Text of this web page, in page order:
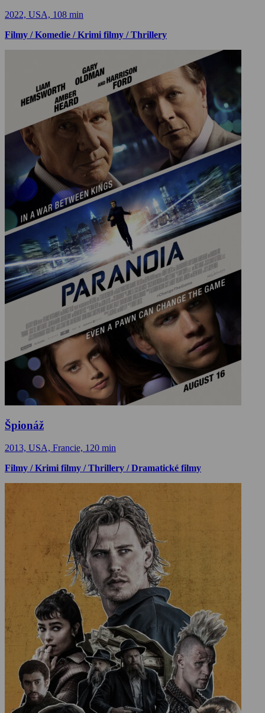
2022, USA, 108 min
Filmy / Komedie / Krimi filmy / Thrillery
Špionáž
2013, USA, Francie, 120 min
Filmy / Krimi filmy / Thrillery / Dramatické filmy